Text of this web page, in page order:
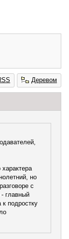
Деревом
но
с
главный
подростку